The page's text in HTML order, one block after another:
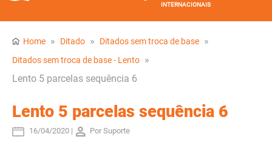
INTERNACIONAIS
Home » Ditado » Ditados sem troca de base »
Ditados sem troca de base - Lento »
Lento 5 parcelas sequência 6
Lento 5 parcelas sequência 6
16/04/2020 | Por Suporte